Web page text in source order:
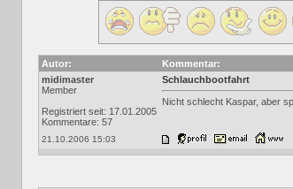
Autor:
Kommentar:
midimaster
Member
Registriert seit: 17.01.2005
Kommentare: 57
Schlauchbootfahrt
Nicht schlecht Kaspar, aber
21.10.2006 15:03